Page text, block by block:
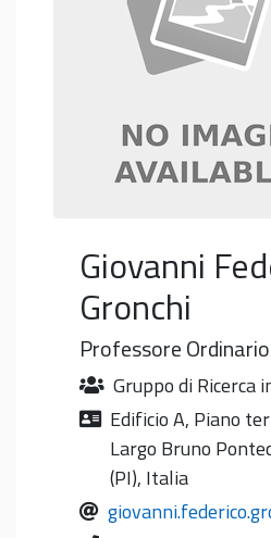
Giovanni
Gronchi
Professore Ordinario
Gruppo di Ricerca
Edificio A, Piano
Largo Bruno
(PI), Italia